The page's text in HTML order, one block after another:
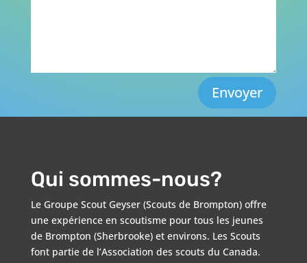
Envoyer
Qui sommes-nous?
Le Groupe Scout Geyser (Scouts de Brompton) offre
une expérience en scoutisme pour tous les jeunes
de Brompton (Sherbrooke) et environs. Les Scouts
font partie de l’Association des scouts du Canada.